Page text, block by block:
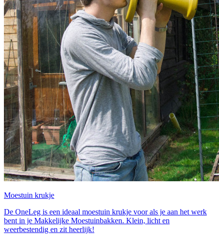
Moestuin krukje
De OneLeg is een ideaal moestuin krukje voor als je aan het werk
bent in je Makkelijke Moestuinbakken. Klein, licht en
weerbestendig en zit heerlijk!